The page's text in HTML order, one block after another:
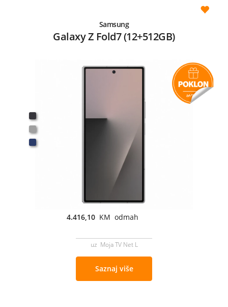
Samsung
Galaxy Z Fold7 (12+512GB)
4.416,10 KM odmah
uz Moja TV Net L
Saznaj više